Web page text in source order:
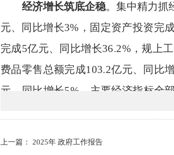
经济增长筑底企稳。集中精力抓
元、同比增长3%，固定资产投资完
完成5亿元、同比增长36.2%，规上
费品零售总额完成103.2亿元、同比
元、同比增长5%。主要经济指标全
重点项目加快建设。超前、靠前
期）等一批重点项目顺利实施，全年
上一篇： 2025年 政府工作报告